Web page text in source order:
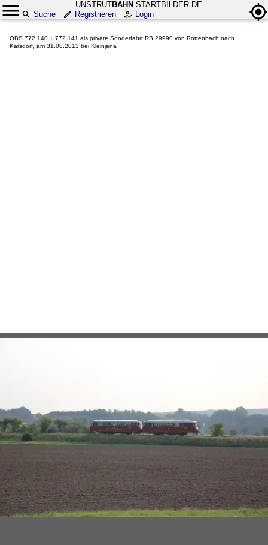
UNSTRUTBAHN .STARTBILDER.DE
Suche
Registrieren Login
OBS 772 140 + 772 141 als private Sonderfahrt RB 29990 von Rottenbach nach
Karsdorf, am 31.08.2013 bei Kleinjena